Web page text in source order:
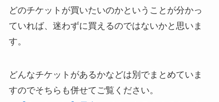
どのチケットが買いたいのかということが分かっ
ていれば、迷わずに買えるのではないかと思いま
す。
どんなチケットがあるかなどは別でまとめていま
すのでそちらも併せてご覧ください。